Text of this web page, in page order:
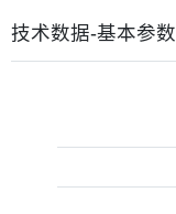
技术数据-基本参数